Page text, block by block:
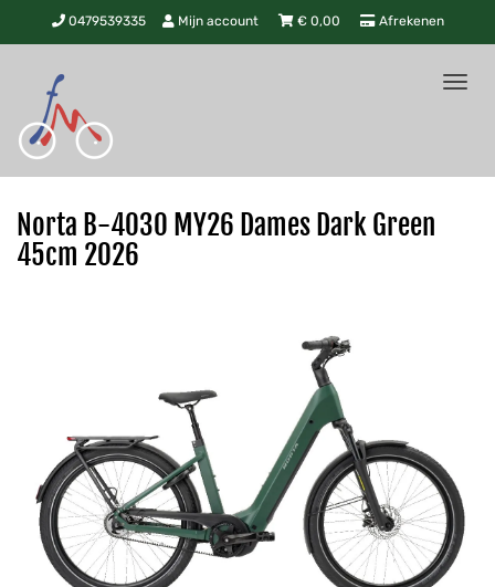
0479539335 Mijn account € 0,00 Afrekenen
Norta B-4030 MY26 Dames Dark Green
45cm 2026